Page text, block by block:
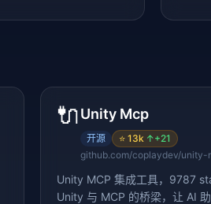
🔌Unity Mcp
开源 ⭐13k ↑+21
github.com/coplaydev/unity-
Unity MCP 集成工具，9787
Unity 与 MCP 的桥梁，让 AI